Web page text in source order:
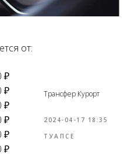
от:
₽
₽
₽
₽
₽
₽
Трансфер Курорт
2024-04-17 18:35
ТУАПСЕ